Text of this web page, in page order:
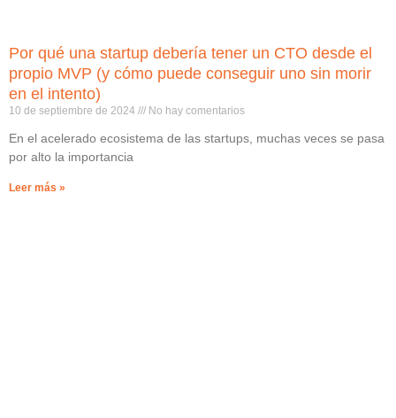
Por qué una startup debería tener un CTO desde el
propio MVP (y cómo puede conseguir uno sin morir
en el intento)
10 de septiembre de 2024 No hay comentarios
En el acelerado ecosistema de las startups, muchas veces se pasa
por alto la importancia
Leer más »